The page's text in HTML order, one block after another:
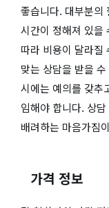
좋습니다. 대부분의
시간이 정해져 있을
따라 비용이 달라질
맞는 상담을 받을
시에는 예의를 갖추
임해야 합니다. 상
배려하는 마음가짐
가격 정보